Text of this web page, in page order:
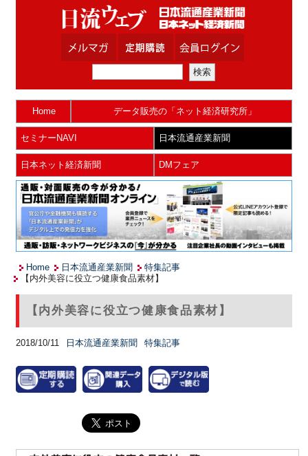
Home データ販売の「ネット経済研究所」
セミナーNAVI 日本流通産業新聞
日本ネット経済新聞 DMフェア
Home 日本流通産業新聞
特集記事
【内外美容に役立つ健康食品素材】
【内外美容に役立つ健康食品素材】
2018/10/11 日本流通産業新聞 特集記事